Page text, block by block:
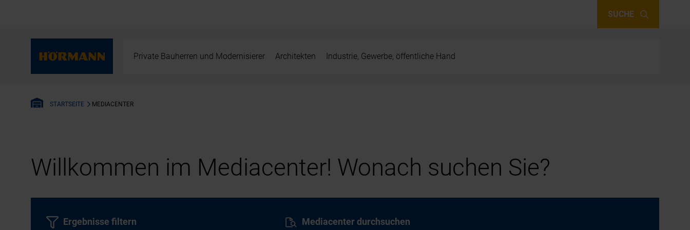
SUCHE
Private Bauherren und Modernisierer Architekten Industrie, Gewerbe, öffentliche Hand
STARTSEITE MEDIACENTER
Willkommen im Mediacenter! Wonach suchen Sie?
Mediacenter durchsuchen
Ergebnisse filtern